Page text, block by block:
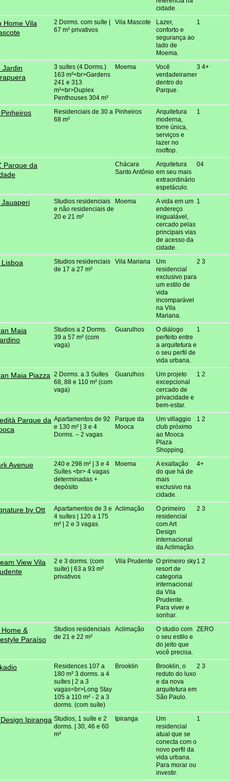
cidade.
Home Vila
2 Dorms. com suíte |
67 m² privativos
Vila Mascote
Lazer,
conforto e
segurança ao
lado de
Moema.
1
Jardin
3 suítes (4 Dorms.)
163 m²<br>Gardens
241 e 313
m²<br>Duplex
Penthouses 304 m²
Moema
Você
verdadeiramente
dentro do
Parque.
3 4+
Residenciais de 30 a
68 m²
Pinheiros
Arquitetura
moderna,
torre única,
serviços e
lazer no
rooftop.
1
Parque da
Chácara
Santo Antônio
Arquitetura
em seu mais
extraordinário
espetáculo.
04
Jauaperi
Studios residenciais
e não residenciais de
20 e 21 m²
Moema
A vida em um
endereço
inigualável,
cercado pelas
principais vias
de acesso da
cidade.
1
Lisboa
Studios residenciais
de 17 a 27 m²
Vila Mariana
Um
residencial
exclusivo para
um estilo de
vida
incomparável
na Vila
Mariana.
2 3
Maia
Studios a 2 Dorms.
39 a 57 m² (com
vaga)
Guarulhos
O diálogo
perfeito entre
a arquitetura e
o seu perfil de
vida urbana.
1
Maia Piazza 2 Dorms. a 3 Suítes
68, 88 e 110 m² (com
vaga)
Guarulhos
Um projeto
excepcional
cercado de
privacidade e
bem-estar.
1 2
Parque da Apartamentos de 92
e 130 m² | 3 e 4
Dorms. – 2 vagas
Parque da
Mooca
Um villaggio
club próximo
ao Mooca
Plaza
Shopping.
1 2
Avenue
240 e 298 m² | 3 e 4
Suítes <br> 4 vagas
determinadas +
depósito
Moema
A exaltação
do que há de
mais
exclusivo na
cidade.
4+
by Ott
Apartamentos de 3 e
4 suítes | 120 a 175
m² | 2 e 3 vagas
Aclimação
O primeiro
residencial
com Art
Design
internacional
da Aclimação.
2 3
View Vila
2 e 3 dorms. (com
suíte) | 63 a 93 m²
privativos
Vila Prudente O primeiro sky
resort de
categoria
internacional
da Vila
Prudente.
Para viver e
sonhar.
1 2
Home &
Paraíso
Studios residenciais
de 21 e 22 m²
Aclimação
O studio com
o seu estilo e
do jeito que
você precisa.
ZERO
Residences 107 a
180 m² 3 dorms. a 4
suítes | 2 a 3
vagas<br>Long Stay
105 a 110 m² - 2 a 3
dorms. (com suíte)
Brooklin
Brooklin, o
reduto do luxo
e da nova
arquitetura em
São Paulo.
2 3
Ipiranga Studios, 1 suíte e 2
dorms. | 30, 46 e 60
m²
Ipiranga
Um
residencial
atual que se
conecta com o
novo perfil da
vida urbana.
Para morar ou
investir.
1